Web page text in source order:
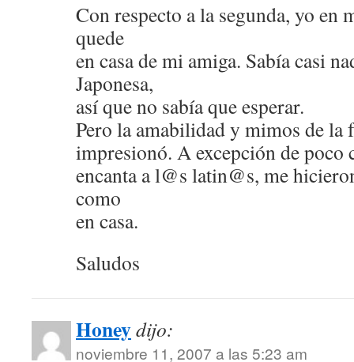
Con respecto a la segunda, yo en
quede
en casa de mi amiga. Sabía casi
Japonesa,
así que no sabía que esperar.
Pero la amabilidad y mimos de la
impresionó. A excepción de poco
encanta a l@s latin@s, me
como
en casa.
Saludos
Honeydijo:
noviembre 11, 2007 a las 5:23 am